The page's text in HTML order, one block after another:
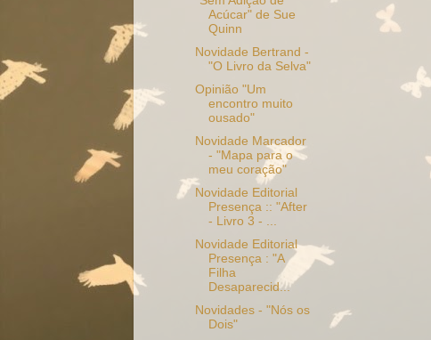
Acúcar" de Sue
Quinn
Novidade Bertrand -
"O Livro da Selva"
Opinião "Um
encontro muito
ousado"
Novidade Marcador
- "Mapa para o
meu coração"
Novidade Editorial
Presença :: "After
- Livro 3 - ...
Novidade Editorial
Presença : "A
Filha
Desaparecid...
Novidades - "Nós os
Dois"